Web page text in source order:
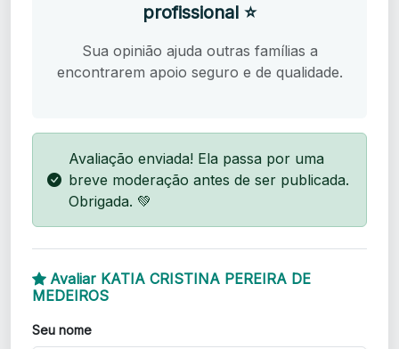
profissional ⭐
Sua opinião ajuda outras famílias a
encontrarem apoio seguro e de qualidade.
Avaliação enviada! Ela passa por uma
breve moderação antes de ser publicada.
Obrigada. 💚
Avaliar KATIA CRISTINA PEREIRA DE
MEDEIROS
Seu nome